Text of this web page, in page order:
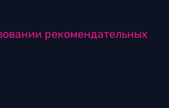
рекомендательных